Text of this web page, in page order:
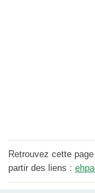
Retrouvez cette
partir des liens :